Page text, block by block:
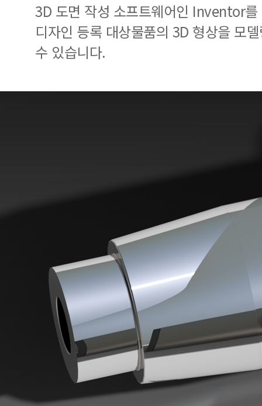
3D 도면 작성 소프트웨어인 Inventor를
디자인 등록 대상물품의 3D 형상을 모
수 있습니다.